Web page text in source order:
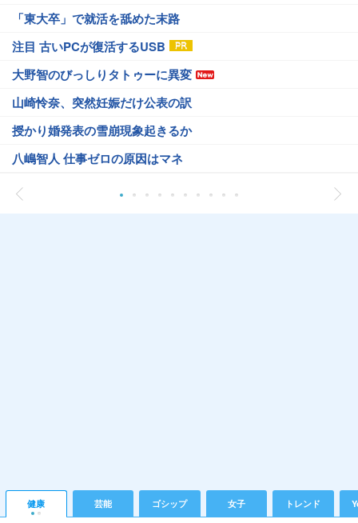
「東大卒」で就活を舐めた末路
注目 古いPCが復活するUSB
大野智のびっしりタトゥーに異変
山崎怜奈、突然妊娠だけ公表の訳
授かり婚発表の雪崩現象起きるか
八嶋智人 仕事ゼロの原因はマネ
健康 芸能 ゴシップ 女子 トレンド